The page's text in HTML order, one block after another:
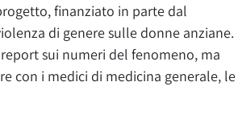
finanziato in parte dal
di genere sulle donne anziane.
sui numeri del fenomeno, ma
con i medici di medicina generale, le